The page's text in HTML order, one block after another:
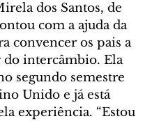
dos Santos, de
com a ajuda da
convencer os pais a
intercâmbio. Ela
segundo semestre
Unido e já está
experiência. “Estou